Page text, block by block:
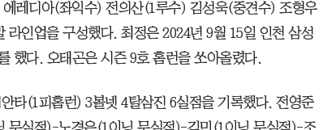
레디아(좌익수) 전의산(1루수) 김성욱(중견수) 조형우
라인업을 구성했다. 최정은 2024년 9월 15일 인천 삼성
했다. 오태곤은 시즌 9호 홈런을 쏘아올렸다.
타(1피홈런) 3볼넷 4탈삼진 6실점을 기록했다. 전영준